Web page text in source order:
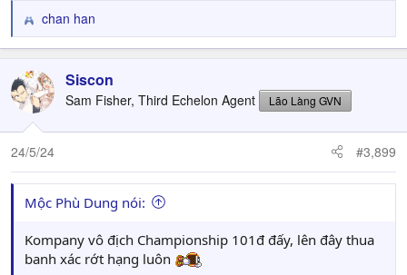
nhanh, thu bóng gọn". Ông liên tục thúc giục các học trò
gây áp lực lên hàng thủ với quân số lúc này vẫn là 5
người trên hàng công. Ở 1/3 sân nhà, khối đội hình sẽ
dàn trải thành 4-4-2 để đủ quân số che chắn zone 14 và
2 bên hành lang biên.
Nhìn chung, HLV McKenna là 1 người trẻ tuổi và đầy tiềm
năng. Ngoài ra, ông cũng rất được lòng các học trò và
BLĐ.
mai" của đội chủ sân Stamford Bridge không? Cho tớ biết
với nhé
R
e
c
t
i
o
n
s
:
chan han
Siscon
Sam Fisher, Third Echelon Agent Lão Làng GVN
24/5/24 #3,899
Mộc Phù Dung nói:
Kompany vô địch Championship 101đ đấy, lên đây thua
banh xác rớt hạng luôn